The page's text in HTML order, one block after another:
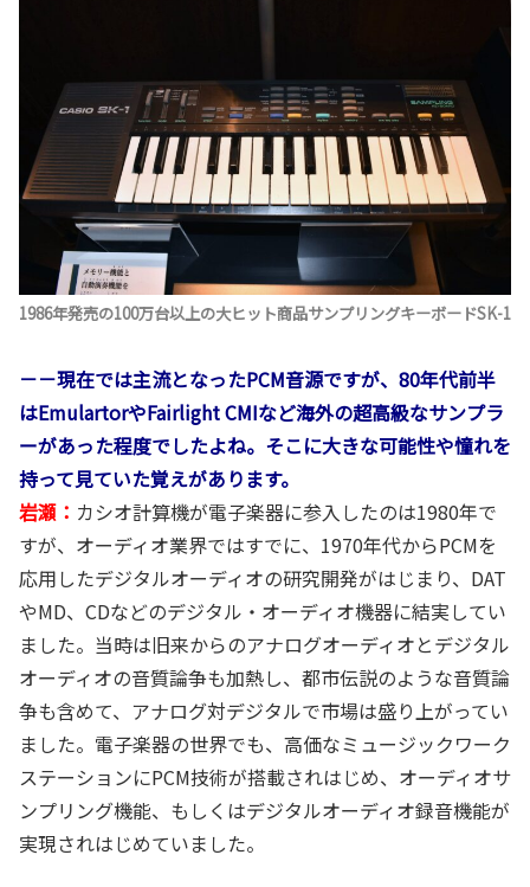
1986年発売の100万台以上の大ヒット商品サンプリングキーボードSK-1
－－現在では主流となったPCM音源ですが、80年代前半
はEmulartorやFairlight CMIなど海外の超高級なサンプラ
ーがあった程度でしたよね。そこに大きな可能性や憧れを
持って見ていた覚えがあります。
岩瀬： カシオ計算機が電子楽器に参入したのは1980年で
すが、オーディオ業界ではすでに、1970年代からPCMを
応用したデジタルオーディオの研究開発がはじまり、DAT
やMD、CDなどのデジタル・オーディオ機器に結実してい
ました。当時は旧来からのアナログオーディオとデジタル
オーディオの音質論争も加熱し、都市伝説のような音質論
争も含めて、アナログ対デジタルで市場は盛り上がってい
ました。電子楽器の世界でも、高価なミュージックワーク
ステーションにPCM技術が搭載されはじめ、オーディオサ
ンプリング機能、もしくはデジタルオーディオ録音機能が
実現されはじめていました。